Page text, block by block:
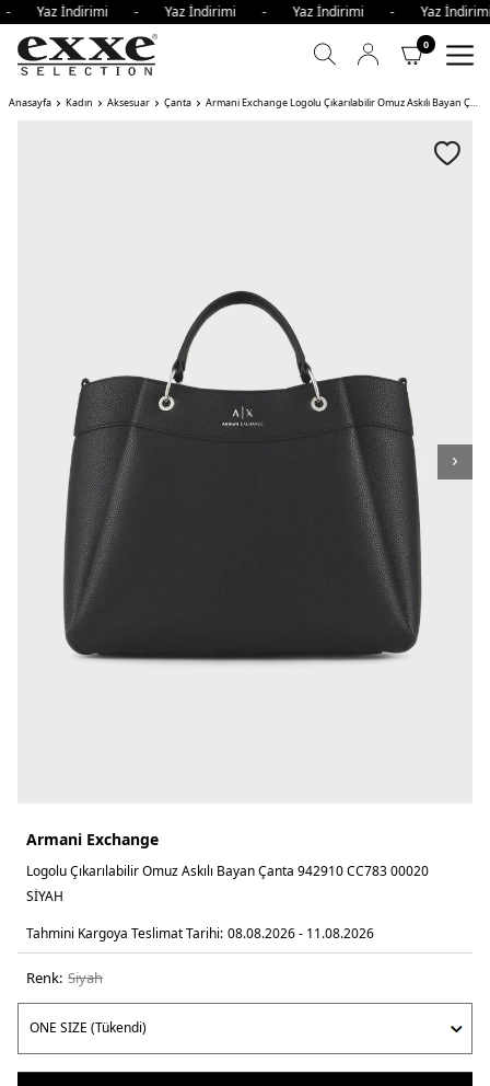
Yaz İndirimi - Yaz İndirimi - Yaz İndirimi - Yaz
0
Anasayfa Kadın Aksesuar Çanta Armani Exchange Logolu Çıkarılabilir Omuz Askılı Bayan Çanta
Armani Exchange
Logolu Çıkarılabilir Omuz Askılı Bayan Çanta 942910 CC783 00020
SİYAH
Tahmini Kargoya Teslimat Tarihi: 08.08.2026 - 11.08.2026
Renk: si̇yah